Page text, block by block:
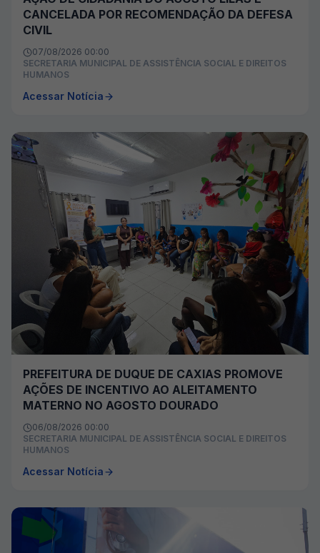
CANCELADA POR RECOMENDAÇÃO DA DEFESA
CIVIL
07/08/2026 00:00
SECRETARIA MUNICIPAL DE ASSISTÊNCIA SOCIAL E DIREITOS
HUMANOS
Acessar Notícia
PREFEITURA DE DUQUE DE CAXIAS PROMOVE
AÇÕES DE INCENTIVO AO ALEITAMENTO
MATERNO NO AGOSTO DOURADO
06/08/2026 00:00
SECRETARIA MUNICIPAL DE ASSISTÊNCIA SOCIAL E DIREITOS
HUMANOS
Acessar Notícia